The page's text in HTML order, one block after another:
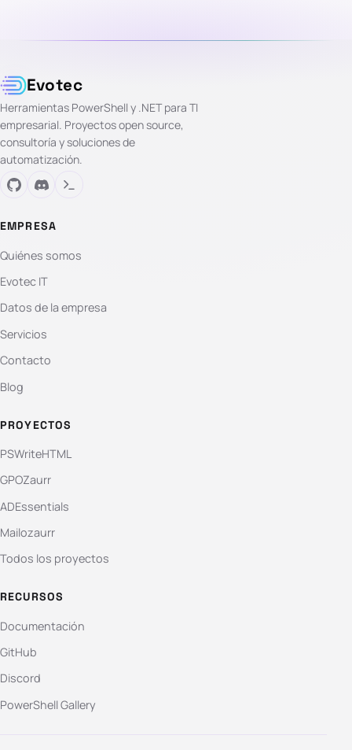
Evotec
Herramientas PowerShell y .NET para TI
empresarial. Proyectos open source,
consultoría y soluciones de
automatización.
EMPRESA
Quiénes somos
Evotec IT
Datos de la empresa
Servicios
Contacto
Blog
PROYECTOS
PSWriteHTML
GPOZaurr
ADEssentials
Mailozaurr
Todos los proyectos
RECURSOS
Documentación
GitHub
Discord
PowerShell Gallery